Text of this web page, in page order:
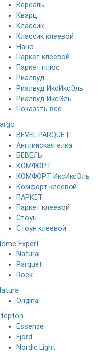
Версаль
Кварц
Классик
Классик клеевой
Нано
Паркет клеевой
Паркет плюс
Риалвуд
Риалвуд ИксИксЭль
Риалвуд ИксЭль
Показать все
BEVEL PARQUET
Английская елка
БЕВЕЛЬ
КОМФОРТ
КОМФОРТ ИксИксЭль
Комфорт клеевой
ПАРКЕТ
Паркет клеевой
Стоун
Стоун клеевой
Expert
Natural
Parquet
Rock
Original
Essense
Fjord
Nordic Light